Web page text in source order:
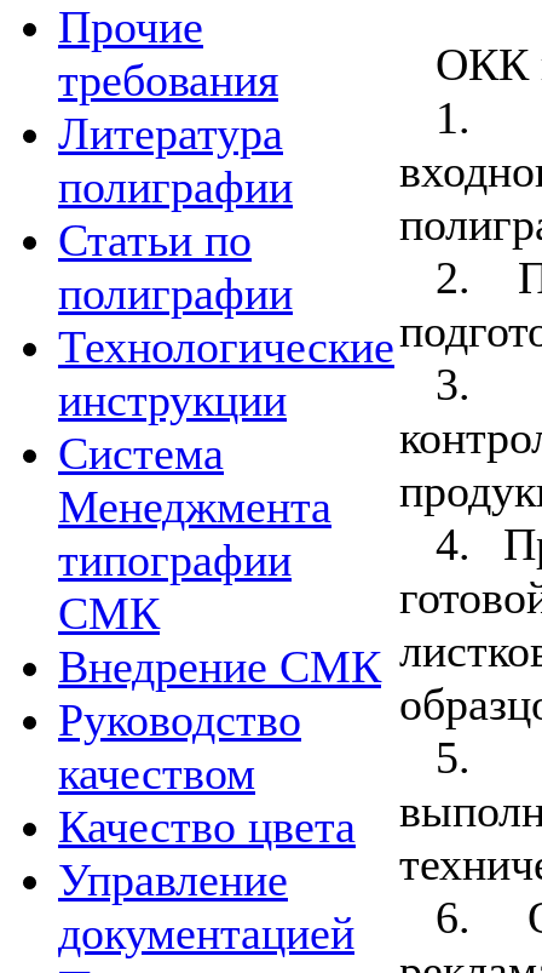
Прочие
требования
Литература
полиграфии
Статьи по
полиграфии
Технологические
инструкции
Система
Менеджмента
типографии
СМК
Внедрение СМК
Руководство
качеством
Качество цвета
Управление
документацией
ОКК
1.
2.
3.
4.
5.
6.